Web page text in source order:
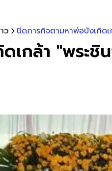
ว ปิดภารกิจตามหาพ่อบังเกิด
เกล้า "พระ